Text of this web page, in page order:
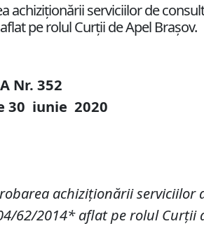
achiziţionării serviciilor de
pe rolul Curţii de Apel Braşov.
Nr.352
30 iunie2020
achiziţionării serviciilor
62/2014* aflat pe rolulCurţii